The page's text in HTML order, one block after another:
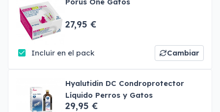
27,95 €
Incluir en el pack Cambiar
Hyalutidin DC Condroprotector
Líquido Perros y Gatos
29,95 €